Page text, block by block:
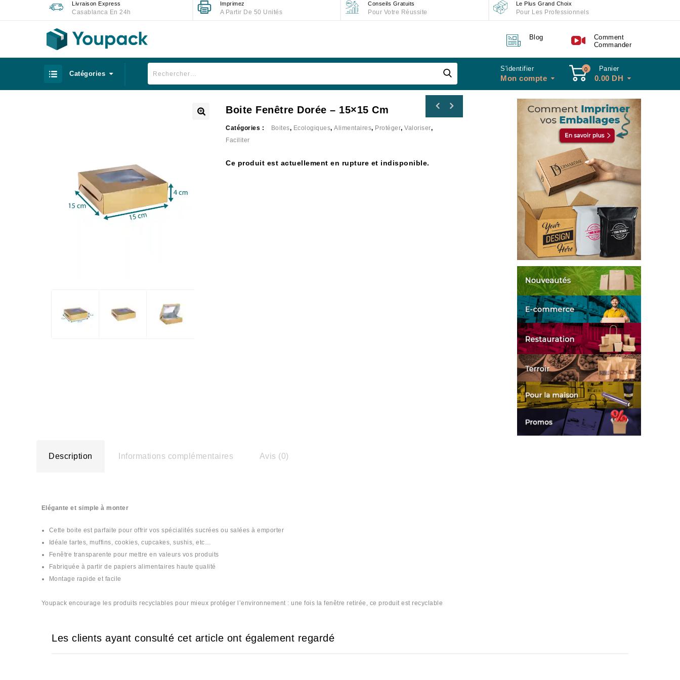
Livraison Express
Casablanca En 24h
Imprimez
A Partir De 50 Unités
Conseils Gratuits
Pour Votre Réussite
Le Plus Grand Choix
Pour Les Professionnels
Blog
Comment
Commander
Catégories
S'identifier
Mon compte
0 Panier
0.00 DH
Boite Fenêtre Dorée – 15×15 Cm
Catégories : Boites, Ecologiques,Alimentaires, Protéger,Valoriser,
Faciliter
Ce produit est actuellement en rupture et indisponible.
Description Informations complémentaires Avis (0)
Elégante et simple à monter
Cette boite est parfaite pour offrir vos spécialités sucrées ou salées à emporter
Idéale tartes, muffins, cookies, cupcakes, sushis, etc…
Fenêtre transparente pour mettre en valeurs vos produits
Fabriquée à partir de papiers alimentaires haute qualité
Montage rapide et facile
Youpack encourage les produits recyclables pour mieux protéger l’environnement : une fois la fenêtre retirée, ce produit est recyclable
Les clients ayant consulté cet article ont également regardé